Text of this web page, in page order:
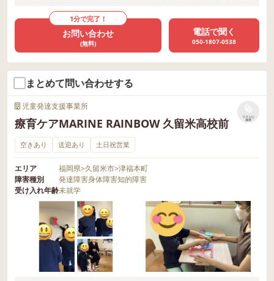
1分で完了！
お問い合わせ
(無料)
電話で聞く
050-1807-0538
まとめて問い合わせする
児童発達支援事業所
療育ケアMARINE RAINBOW 久留米高校前
リストに
保存
空きあり 送迎あり 土日祝営業
エリア 福岡県>久留米市>津福本町
障害種別
発達障害身体障害知的障害
受け入れ年齢未就学